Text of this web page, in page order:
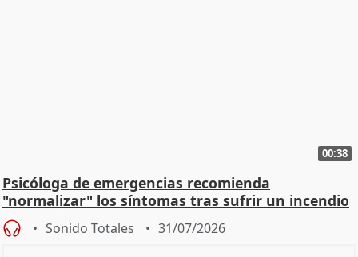
00:38
Psicóloga de emergencias recomienda
"normalizar" los síntomas tras sufrir un incendio
Sonido Totales 31/07/2026